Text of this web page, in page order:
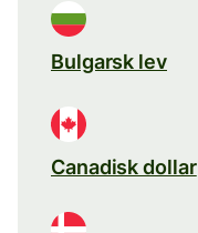
Bulgarsk lev
Canadisk dollar